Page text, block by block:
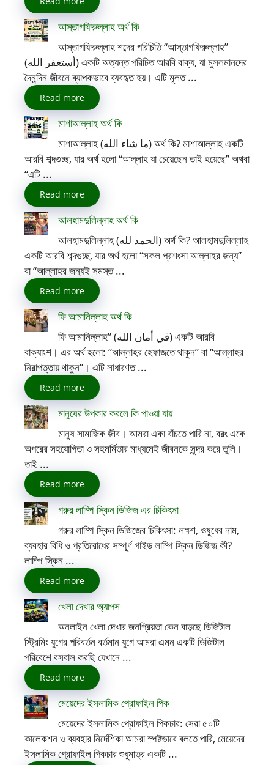
আস্তাগফিরুল্লাহ অর্থ কি
আস্তাগফিরুল্লাহ শব্দের পরিচিতি “আস্তাগফিরুল্লাহ”
(أستغفر الله) একটি অত্যন্ত পরিচিত আরবি বাক্য, যা মুসলমানদের
দৈনন্দিন জীবনে ব্যাপকভাবে ব্যবহৃত হয়। এটি মূলত ...
Read more
মাশাআল্লাহ অর্থ কি
মাশাআল্লাহ (ما شاء الله) অর্থ কি? মাশাআল্লাহ একটি
আরবি শব্দগুচ্ছ, যার অর্থ হলো “আল্লাহ যা চেয়েছেন তাই হয়েছে” অথবা
“এটি ...
Read more
আলহামদুলিল্লাহ অর্থ কি
আলহামদুলিল্লাহ (الحمد لله) অর্থ কি? আলহামদুলিল্লাহ
একটি আরবি শব্দগুচ্ছ, যার অর্থ হলো “সকল প্রশংসা আল্লাহর জন্য”
বা “আল্লাহর জন্যই সমস্ত ...
Read more
ফি আমানিল্লাহ অর্থ কি
ফি আমানিল্লাহ” (في أمان الله) একটি আরবি
বাক্যাংশ। এর অর্থ হলো: “আল্লাহর হেফাজতে থাকুন” বা “আল্লাহর
নিরাপত্তায় থাকুন”। এটি সাধারণত ...
Read more
মানুষের উপকার করলে কি পাওয়া যায়
মানুষ সামাজিক জীব। আমরা একা বাঁচতে পারি না, বরং একে
অপরের সহযোগিতা ও সহমর্মিতার মাধ্যমেই জীবনকে সুন্দর করে তুলি।
তাই ...
Read more
গরুর লাম্পি স্কিন ডিজিজ এর চিকিৎসা
গরুর লাম্পি স্কিন ডিজিজের চিকিৎসা: লক্ষণ, ওষুধের নাম,
ব্যবহার বিধি ও প্রতিরোধের সম্পূর্ণ গাইড লাম্পি স্কিন ডিজিজ কী?
লাম্পি স্কিন ...
Read more
খেলা দেখার অ্যাপস
অনলাইন খেলা দেখার জনপ্রিয়তা কেন বাড়ছে ডিজিটাল
স্ট্রিমিং যুগের পরিবর্তন বর্তমান যুগে আমরা এমন একটি ডিজিটাল
পরিবেশে বসবাস করছি যেখানে ...
Read more
মেয়েদের ইসলামিক প্রোফাইল পিক
মেয়েদের ইসলামিক প্রোফাইল পিকচার: সেরা ৫০টি
কালেকশন ও ব্যবহার নির্দেশিকা আমরা স্পষ্টভাবে বলতে পারি, মেয়েদের
ইসলামিক প্রোফাইল পিকচার শুধুমাত্র একটি ...